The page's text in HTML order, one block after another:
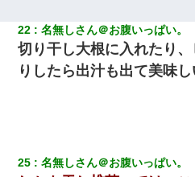
彼にプロポーズされたんだけど、
した。B子「A男くんと別れたって
い？」
ださい……」俺「いいよ！いくら？
い……」俺「ほい！10万！」→
22 名無しさん＠お腹いっぱい。
切り干し大根に入れたり
りしたら出汁も出て美味し
25 名無しさん＠お腹いっぱい。